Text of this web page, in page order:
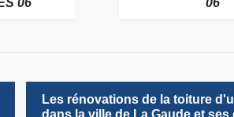
Les rénovations de la toiture
dans la ville de La Gaude et